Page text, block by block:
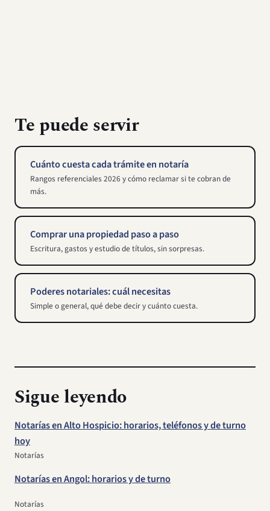
Te puede servir
Cuánto cuesta cada trámite en notaría
Rangos referenciales 2026 y cómo reclamar si te cobran de
más.
Comprar una propiedad paso a paso
Escritura, gastos y estudio de títulos, sin sorpresas.
Poderes notariales: cuál necesitas
Simple o general, qué debe decir y cuánto cuesta.
Sigue leyendo
Notarías en Alto Hospicio: horarios, teléfonos y de turno
hoy
Notarías
Notarías en Angol: horarios y de turno
Notarías